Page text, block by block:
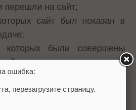
перешли на сайт;
сайт был показан в
которых были совершены
отчет, необходимо
ошибка:
перезагрузите страницу.